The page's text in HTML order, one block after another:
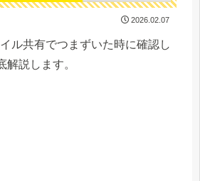
2026.02.07
ル共有でつまずいた時に確認し
解説します。